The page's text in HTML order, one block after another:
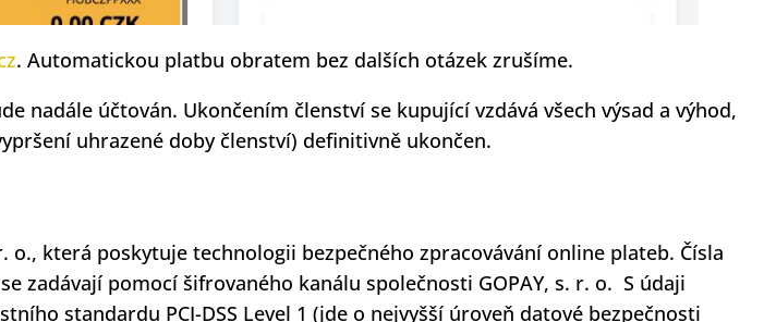
. Automatickou platbu obratem bez dalších otázek zrušíme.
nadále účtován. Ukončením členství se kupující vzdává všech výsad a výhod,
uhrazené doby členství) definitivně ukončen.
která poskytuje technologii bezpečného zpracovávání online plateb. Čísla
pomocí šifrovaného kanálu společnosti GOPAY, s. r. o. S údaji
standardu PCI-DSS Level 1 (jde o nejvyšší úroveň datové bezpečnosti